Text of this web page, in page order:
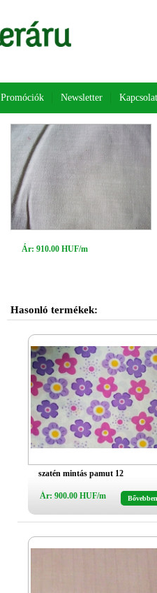
Promóciók Newsletter Kapcsolat
Ár: 910.00 HUF/m
Hasonló termékek:
szatén mintás pamut 12
Ár: 900.00 HUF/m Bővebben